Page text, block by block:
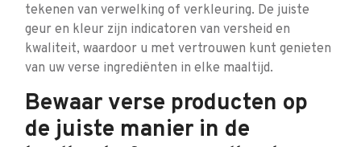
tekenen van verwelking of verkleuring. De juiste
geur en kleur zijn indicatoren van versheid en
kwaliteit, waardoor u met vertrouwen kunt genieten
van uw verse ingrediënten in elke maaltijd.
Bewaar verse producten op
de juiste manier in de